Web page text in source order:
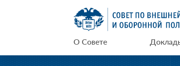
СВОП
О Совете